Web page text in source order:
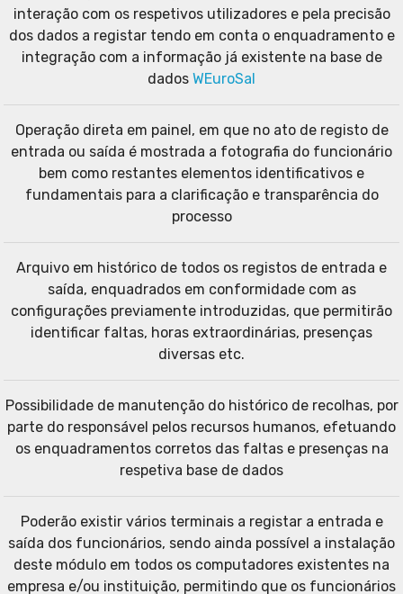
interação com os respetivos utilizadores e pela precisão
dos dados a registar tendo em conta o enquadramento e
integração com a informação já existente na base de
dados WEuroSal
Operação direta em painel, em que no ato de registo de
entrada ou saída é mostrada a fotografia do funcionário
bem como restantes elementos identificativos e
fundamentais para a clarificação e transparência do
processo
Arquivo em histórico de todos os registos de entrada e
saída, enquadrados em conformidade com as
configurações previamente introduzidas, que permitirão
identificar faltas, horas extraordinárias, presenças
diversas etc.
Possibilidade de manutenção do histórico de recolhas, por
parte do responsável pelos recursos humanos, efetuando
os enquadramentos corretos das faltas e presenças na
respetiva base de dados
Poderão existir vários terminais a registar a entrada e
saída dos funcionários, sendo ainda possível a instalação
deste módulo em todos os computadores existentes na
empresa e/ou instituição, permitindo que os funcionários